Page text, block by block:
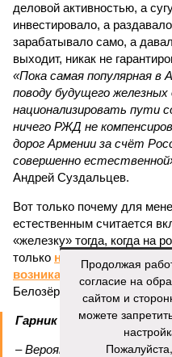
деловой активностью, а
инвестировало, а
зарабатывало само, а
выходит, никак не
«Пока самая популярная в
поводу будущего железных
национализировать пути
ничего РЖД не
дорог Армении за счёт
совершенно
Андрей Суздальцев.
Вот только почему для
естественным считается
«железку» тогда, когда на
только не решены
возникают
новые? Даст
Белозёров?
Гарник Туманян,
– Вероятно, в случае
Продолжая
согласие на
сайтом и
можете